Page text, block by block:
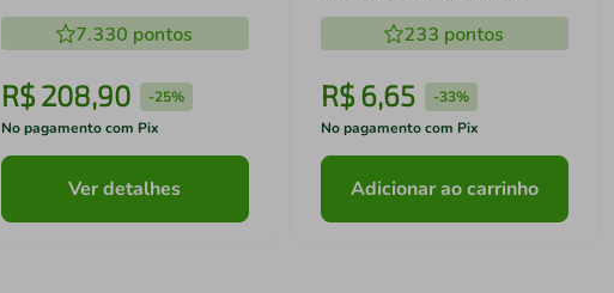
(EIB20)
7.330 pontos
R$ 208,90 -25%
No pagamento com Pix
Ver detalhes
233 pontos
R$ 6,65 -33%
No pagamento com Pix
Adicionar ao carrinho